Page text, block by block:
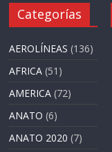
Categorías
AEROLÍNEAS (136)
AFRICA (51)
AMERICA (72)
ANATO (6)
ANATO 2020 (7)